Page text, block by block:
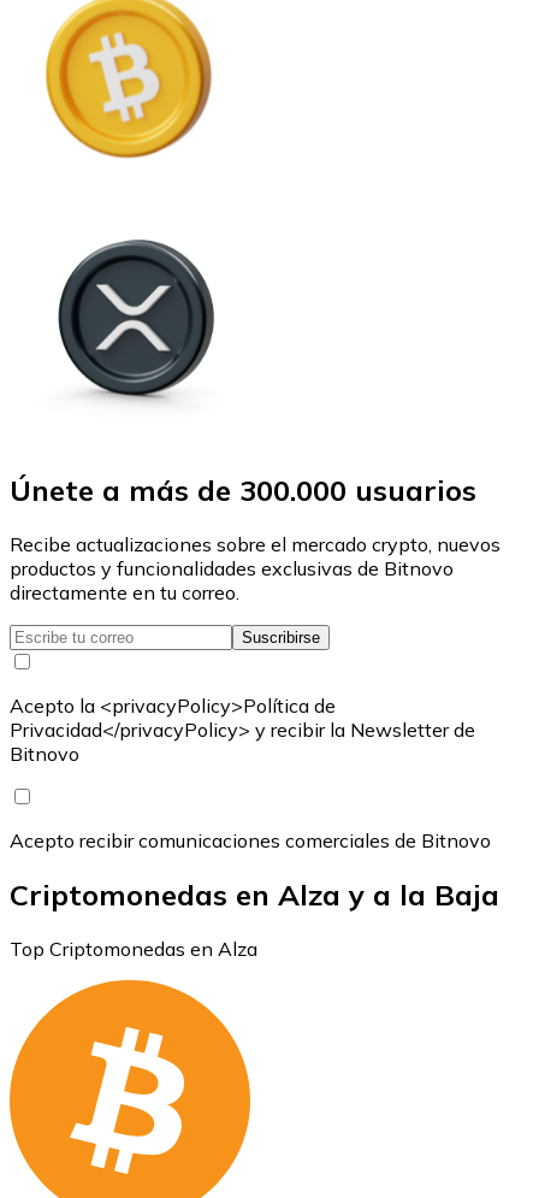
Únete a más de 300.000 usuarios
Recibe actualizaciones sobre el mercado crypto, nuevos
productos y funcionalidades exclusivas de Bitnovo
directamente en tu correo.
Suscribirse
Acepto la <privacyPolicy>Política de
Privacidad</privacyPolicy> y recibir la Newsletter de
Bitnovo
Acepto recibir comunicaciones comerciales de Bitnovo
Criptomonedas en Alza y a la Baja
Top Criptomonedas en Alza